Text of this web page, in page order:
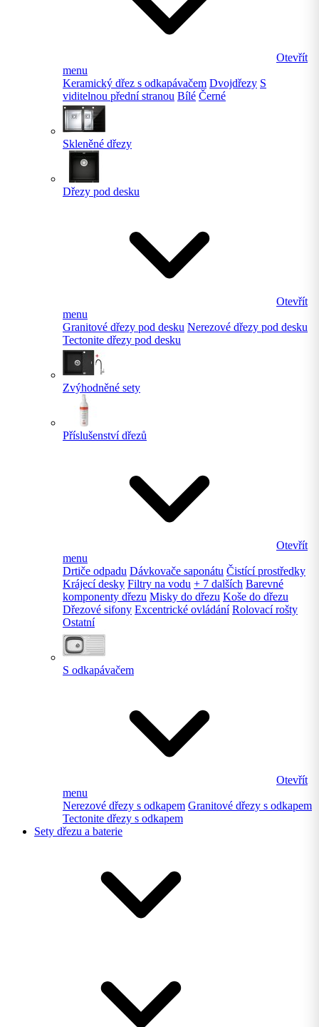
Otevřít
menu
Keramický dřez s odkapávačem Dvojdřezy S
viditelnou přední stranou Bílé Černé
Skleněné dřezy
Dřezy pod desku
Otevřít
menu
Granitové dřezy pod desku Nerezové dřezy pod desku
Tectonite dřezy pod desku
Zvýhodněné sety
Příslušenství dřezů
Otevřít
menu
Drtiče odpadu Dávkovače saponátu Čistící prostředky
Krájecí desky Filtry na vodu + 7 dalších Barevné
komponenty dřezu Misky do dřezu Koše do dřezu
Dřezové sifony Excentrické ovládání Rolovací rošty
Ostatní
S odkapávačem
Otevřít
menu
Nerezové dřezy s odkapem Granitové dřezy s odkapem
Tectonite dřezy s odkapem
Sety dřezu a baterie